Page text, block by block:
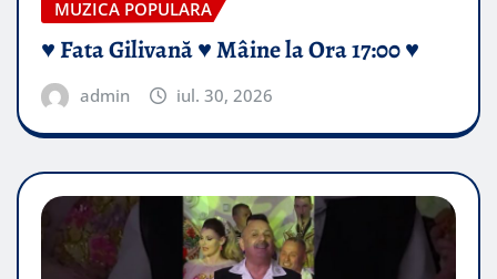
MUZICA POPULARA
♥️ Fata Gilivană ♥️ Mâine la Ora 17:00 ♥️
admin iul. 30, 2026